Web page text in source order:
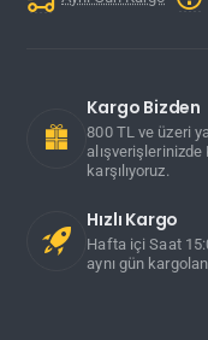
Kargo Bizden
800 TL ve üzeri
karşılıyoruz.
Hızlı Kargo
Hafta içi Saat
aynı gün